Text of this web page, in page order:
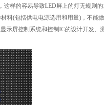
样的容易导致LED屏上的灯无规则的
料(包括供电电源选用和用量)，不能
示屏控制系统和控制IC的设计开发